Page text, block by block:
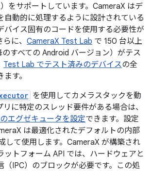
をサポートしています。CameraX はデ
自動的に処理するように設計されている
バイス固有のコードを使用する必要性が
に、 CameraX Test Lab で 150 台以上
すべての Android バージョン）がテス
Test Lab でテスト済みのデバイスの全
す。
を使用してカメラスタックを動
に特定のスレッド要件がある場合は、
エグゼキュータを設定できます。設定
は最適化されたデフォルトの内部
して使用します。CameraX が構築され
ットフォーム API では、ハードウェアと
（IPC）のブロックが必要です。この処